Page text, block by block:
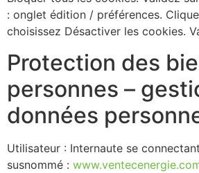
: onglet édition / préférences.
choisissez Désactiver les cookies.
Protection des
personnes –
données
Utilisateur : Internaute se
susnommé :